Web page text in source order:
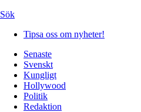
Sök
Tipsa oss om nyheter!
Senaste
Svenskt
Kungligt
Hollywood
Politik
Redaktion